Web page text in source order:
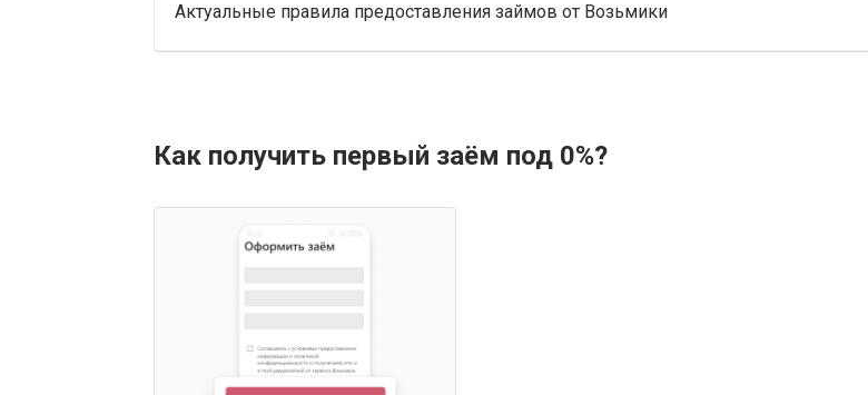
Актуальные правила предоставления займов от Возьмики
Как получить первый заём под 0%?